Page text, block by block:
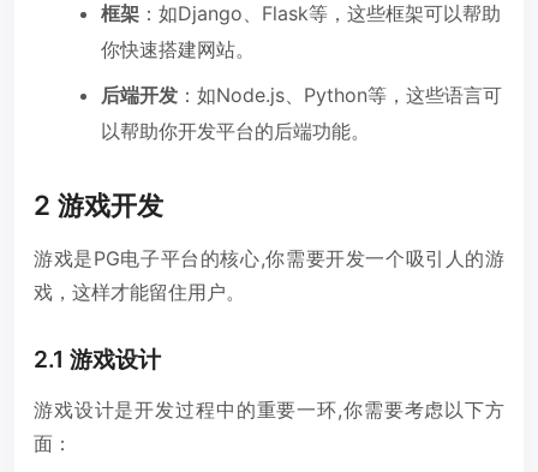
框架 ：如Django、Flask等，这些框架可以帮助
你快速搭建网站。
后端开发 ：如Node.js、Python等，这些语言可
以帮助你开发平台的后端功能。
2 游戏开发
游戏是PG电子平台的核心,你需要开发一个吸引人的游
戏，这样才能留住用户。
2.1 游戏设计
游戏设计是开发过程中的重要一环,你需要考虑以下方
面：